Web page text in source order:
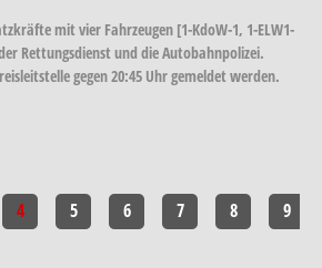
mit vier Fahrzeugen [1-KdoW-1, 1-ELW1-
der Rettungsdienst und die Autobahnpolizei.
gegen 20:45 Uhr gemeldet werden.
4 5 6 7 8 9